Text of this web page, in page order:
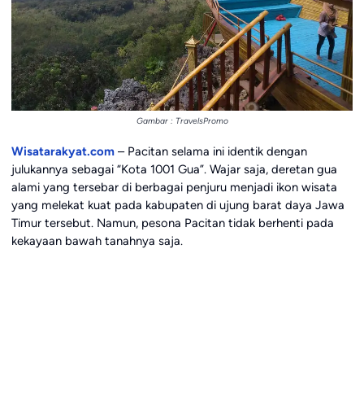
Gambar : TravelsPromo
Wisatarakyat.com– Pacitan selama ini identik dengan
julukannya sebagai “Kota 1001 Gua”. Wajar saja, deretan gua
alami yang tersebar di berbagai penjuru menjadi ikon wisata
yang melekat kuat pada kabupaten di ujung barat daya Jawa
Timur tersebut. Namun, pesona Pacitan tidak berhenti pada
kekayaan bawah tanahnya saja.